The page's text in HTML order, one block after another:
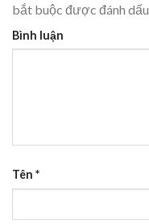
bắt buộc được đánh dấu
Bình luận
Tên *